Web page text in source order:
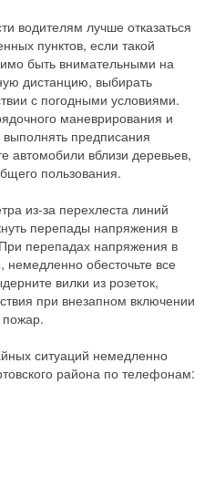
водителям лучше отказаться
пунктов, если такой
быть внимательными на
дистанцию, выбирать
с погодными условиями.
маневрирования и
выполнять предписания
автомобили вблизи деревьев,
пользования.
из-за перехлеста линий
перепады напряжения в
перепадах напряжения в
немедленно обесточьте все
вилки из розеток,
при внезапном включении
пожар.
ситуаций немедленно
района по телефонам: